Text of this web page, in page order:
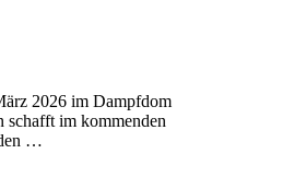
2026 im Dampfdom
im kommenden
…